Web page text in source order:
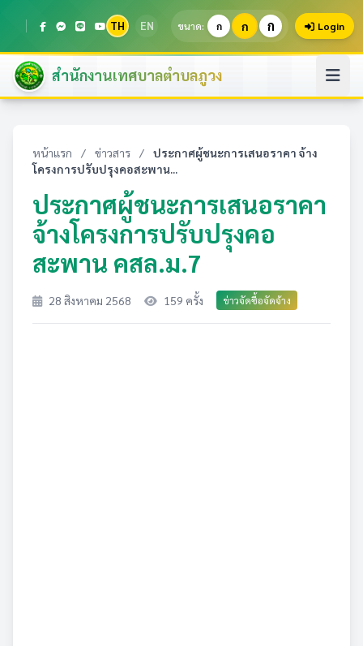
TH EN ขนาด: ก ก ก Login
สำนักงานเทศบาลตำบลภูวง
หน้าแรก / ข่าวสาร /
ประกาศผู้ชนะการเสนอราคา จ้าง
โครงการปรับปรุงคอสะพาน...
ประกาศผู้ชนะการเสนอราคา
จ้างโครงการปรับปรุงคอ
สะพาน คสล.ม.7
28 สิงหาคม 2568 159 ครั้ง ข่าวจัดซื้อจัดจ้าง